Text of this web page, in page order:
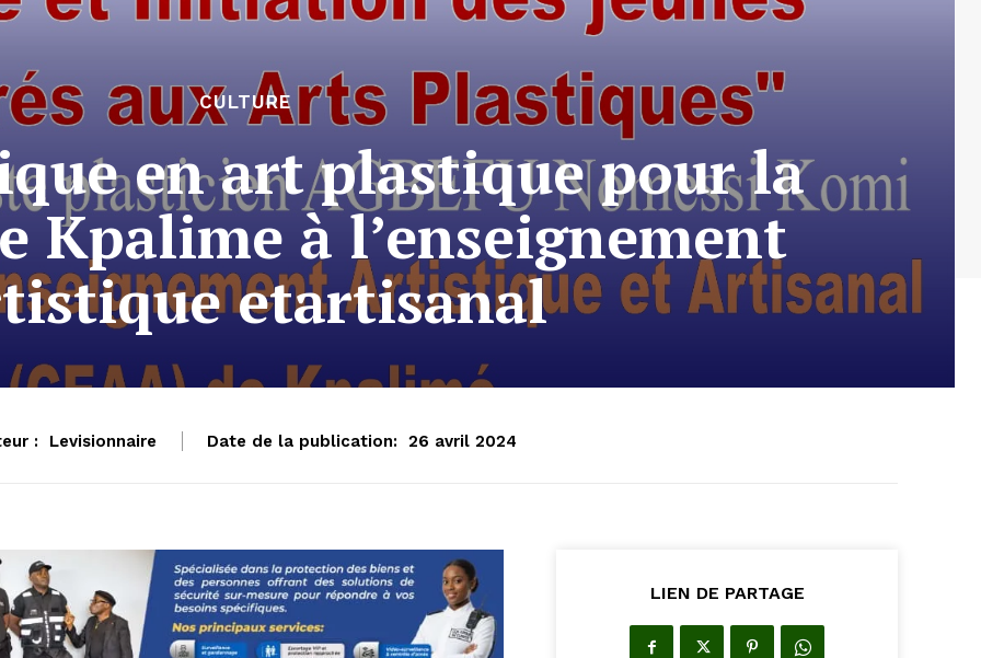
CULTURE
en art plastique pour la
Kpalime à l’enseignement
etartisanal
: Levisionnaire Date de la publication: 26 avril 2024
LIEN DE PARTAGE